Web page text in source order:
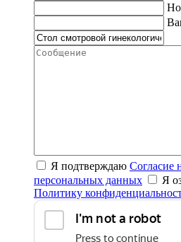
Я подтверждаю Согласие
персональных данных
Я
Политику